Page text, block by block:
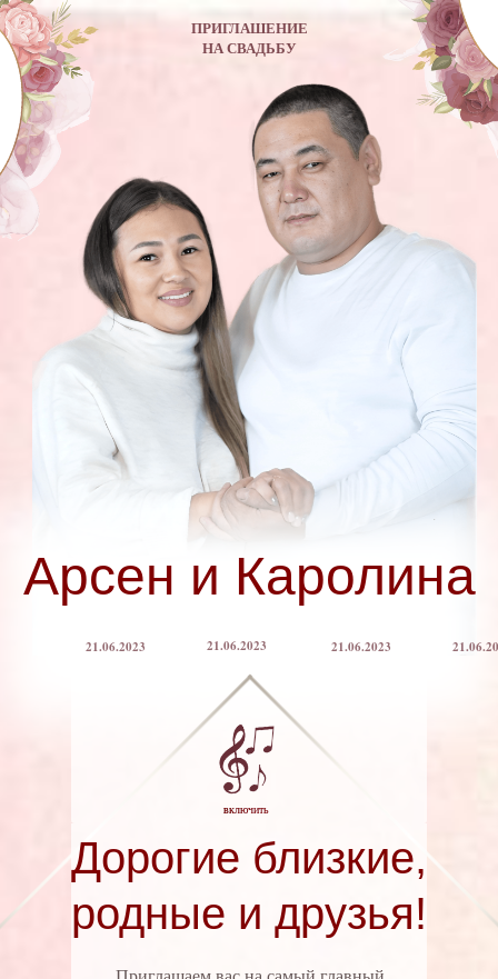
Арсен и Каролина
включить
ПРИГЛАШЕНИЕ
НА СВАДЬБУ
21.06.2023
21.06.2023 21.06.2023
Дорогие близкие,
родные и друзья!